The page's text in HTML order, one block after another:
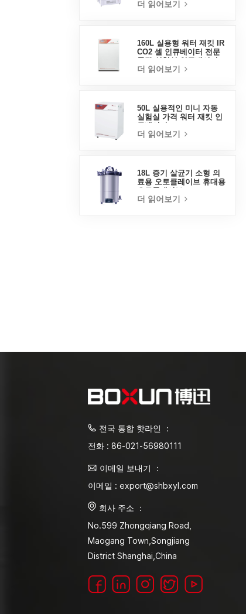
이터
더 읽어보기
160L 실용형 워터 재킷 IR
CO2 셀 인큐베이터 전문
더 읽어보기
50L 실용적인 미니 자동
실험실 가격 워터 재킷 인
더 읽어보기
18L 증기 살균기 소형 의
료용 오토클레이브 휴대용
더 읽어보기
전국 통합 핫라인 ：
전화 : 86-021-56980111
이메일 보내기 ：
이메일 : export@shbxyl.com
회사 주소 ：
No.599 Zhongqiang Road,
Maogang Town,Songjiang
District Shanghai,China